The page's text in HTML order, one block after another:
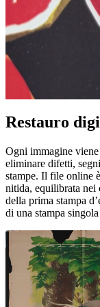
Pause
Restauro
Ogni immagine
eliminare difetti,
stampe. Il file online
nitida, equilibrata nei
della prima stampa
di una stampa